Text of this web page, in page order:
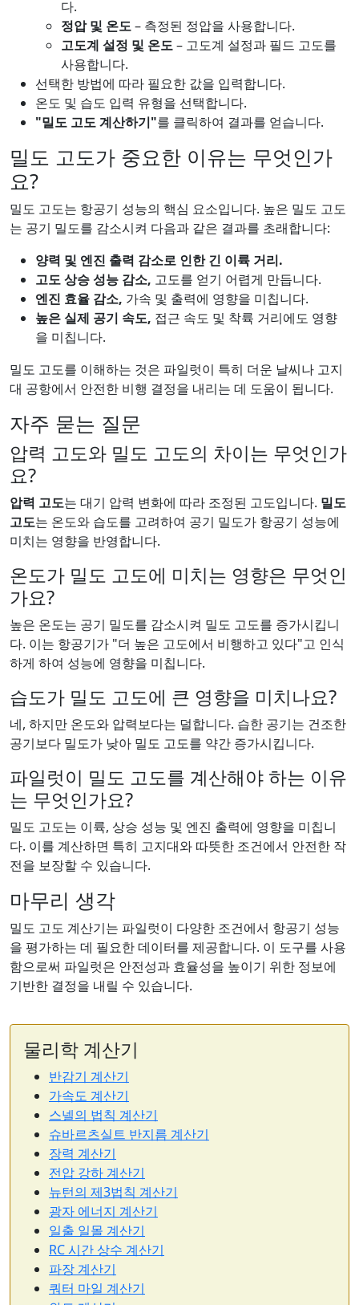
다.
정압 및 온도– 측정된 정압을 사용합니다.
고도계 설정 및 온도– 고도계 설정과 필드 고도를
사용합니다.
선택한 방법에 따라 필요한 값을 입력합니다.
온도 및 습도 입력 유형을 선택합니다.
"밀도 고도 계산하기"를 클릭하여 결과를 얻습니다.
밀도 고도가 중요한 이유는 무엇인가
요?
밀도 고도는 항공기 성능의 핵심 요소입니다. 높은 밀도 고도
는 공기 밀도를 감소시켜 다음과 같은 결과를 초래합니다:
양력 및 엔진 출력 감소로 인한 긴 이륙 거리.
고도 상승 성능 감소, 고도를 얻기 어렵게 만듭니다.
엔진 효율 감소, 가속 및 출력에 영향을 미칩니다.
높은 실제 공기 속도, 접근 속도 및 착륙 거리에도 영향
을 미칩니다.
밀도 고도를 이해하는 것은 파일럿이 특히 더운 날씨나 고지
대 공항에서 안전한 비행 결정을 내리는 데 도움이 됩니다.
자주 묻는 질문
압력 고도와 밀도 고도의 차이는 무엇인가
요?
압력 고도는 대기 압력 변화에 따라 조정된 고도입니다. 밀도
고도는 온도와 습도를 고려하여 공기 밀도가 항공기 성능에
미치는 영향을 반영합니다.
온도가 밀도 고도에 미치는 영향은 무엇인
가요?
높은 온도는 공기 밀도를 감소시켜 밀도 고도를 증가시킵니
다. 이는 항공기가 "더 높은 고도에서 비행하고 있다"고 인식
하게 하여 성능에 영향을 미칩니다.
습도가 밀도 고도에 큰 영향을 미치나요?
네, 하지만 온도와 압력보다는 덜합니다. 습한 공기는 건조한
공기보다 밀도가 낮아 밀도 고도를 약간 증가시킵니다.
파일럿이 밀도 고도를 계산해야 하는 이유
는 무엇인가요?
밀도 고도는 이륙, 상승 성능 및 엔진 출력에 영향을 미칩니
다. 이를 계산하면 특히 고지대와 따뜻한 조건에서 안전한 작
전을 보장할 수 있습니다.
마무리 생각
밀도 고도 계산기는 파일럿이 다양한 조건에서 항공기 성능
을 평가하는 데 필요한 데이터를 제공합니다. 이 도구를 사용
함으로써 파일럿은 안전성과 효율성을 높이기 위한 정보에
기반한 결정을 내릴 수 있습니다.
물리학 계산기
반감기 계산기
가속도 계산기
스넬의 법칙 계산기
슈바르츠실트 반지름 계산기
장력 계산기
전압 강하 계산기
뉴턴의 제3법칙 계산기
광자 에너지 계산기
일출 일몰 계산기
RC 시간 상수 계산기
파장 계산기
쿼터 마일 계산기